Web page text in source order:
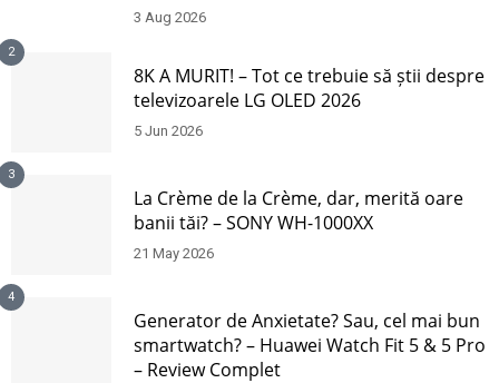
3 Aug 2026
2
8K A MURIT! – Tot ce trebuie să știi despre
televizoarele LG OLED 2026
5 Jun 2026
3
La Crème de la Crème, dar, merită oare
banii tăi? – SONY WH-1000XX
21 May 2026
4
Generator de Anxietate? Sau, cel mai bun
smartwatch? – Huawei Watch Fit 5 & 5 Pro
– Review Complet